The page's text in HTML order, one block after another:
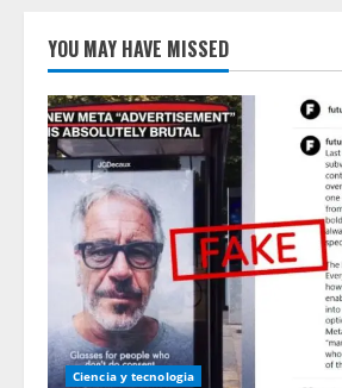
YOU MAY HAVE MISSED
Ciencia y tecnologia